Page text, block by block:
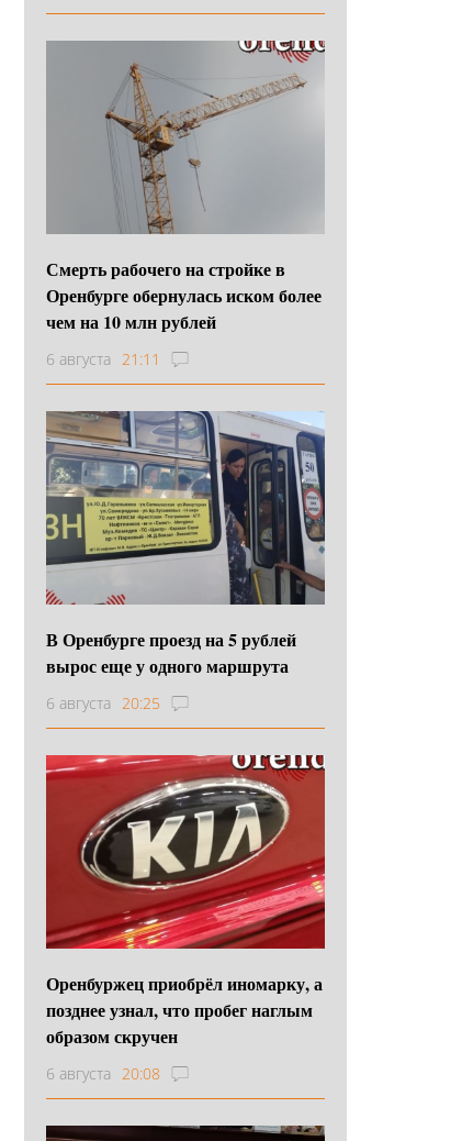
Смерть рабочего на стройке в
Оренбурге обернулась иском более
чем на 10 млн рублей
6 августа 21:11
В Оренбурге проезд на 5 рублей
вырос еще у одного маршрута
6 августа 20:25
Оренбуржец приобрёл иномарку, а
позднее узнал, что пробег наглым
образом скручен
6 августа 20:08